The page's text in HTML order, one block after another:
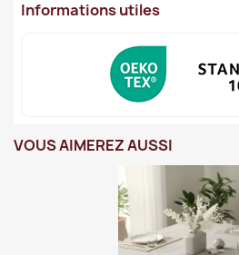
Informations utiles
VOUS AIMEREZ AUSSI